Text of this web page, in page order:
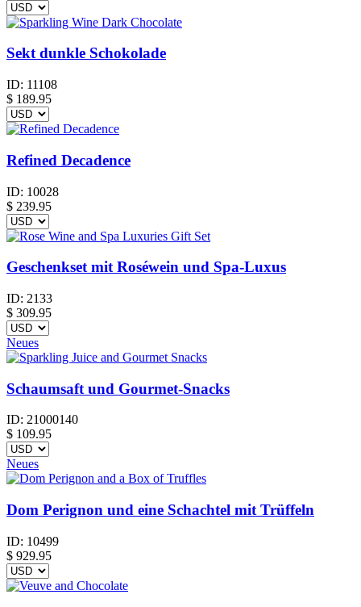
Sekt dunkle Schokolade
ID: 11108
$ 189.95
Refined Decadence
ID: 10028
$ 239.95
Geschenkset mit Roséwein und Spa-Luxus
ID: 2133
$ 309.95
Neues
Schaumsaft und Gourmet-Snacks
ID: 21000140
$ 109.95
Neues
Dom Perignon und eine Schachtel mit Trüffeln
ID: 10499
$ 929.95